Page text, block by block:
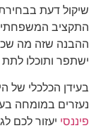
שיקול דעת
התקציב המשפחתי
ההבנה שזה מה
ישתפר ותוכלו
בעידן הכלכלי של
נעזרים במומחה
פיננסי יעזור לכם